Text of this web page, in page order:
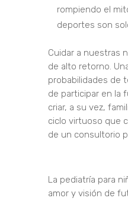
rompiendo el
deportes son
Cuidar a nuestras
de alto retorno.
probabilidades de
de participar en la
criar, a su vez,
ciclo virtuoso que
de un consultorio
La pediatría para
amor y visión de